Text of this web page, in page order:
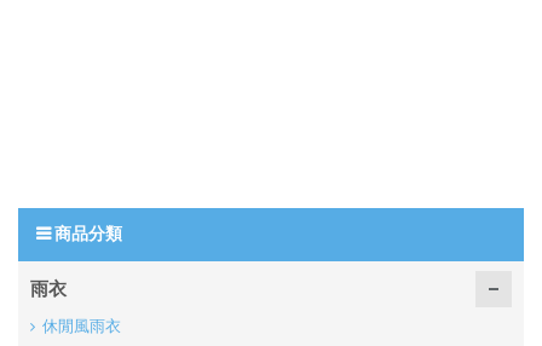
商品分類
雨衣
休閒風雨衣